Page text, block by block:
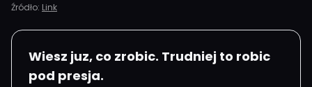
Źródło: Link
Wiesz juz, co zrobic. Trudniej to robic
pod presja.